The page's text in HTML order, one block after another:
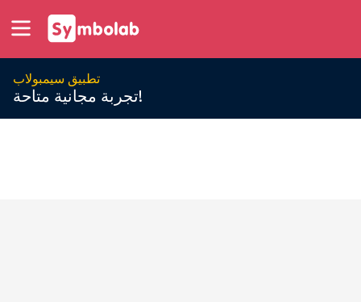
تطبيق سيمبولاب
تجربة مجانية متاحة!